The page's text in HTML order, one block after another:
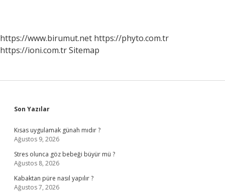
https://www.birumut.net https://phyto.com.tr
https://ioni.com.trSitemap
Sidebar
Son Yazılar
Kısas uygulamak günah mıdır ?
Ağustos 9, 2026
Stres olunca göz bebeği büyür mü ?
Ağustos 8, 2026
Kabaktan püre nasıl yapılır ?
Ağustos 7, 2026